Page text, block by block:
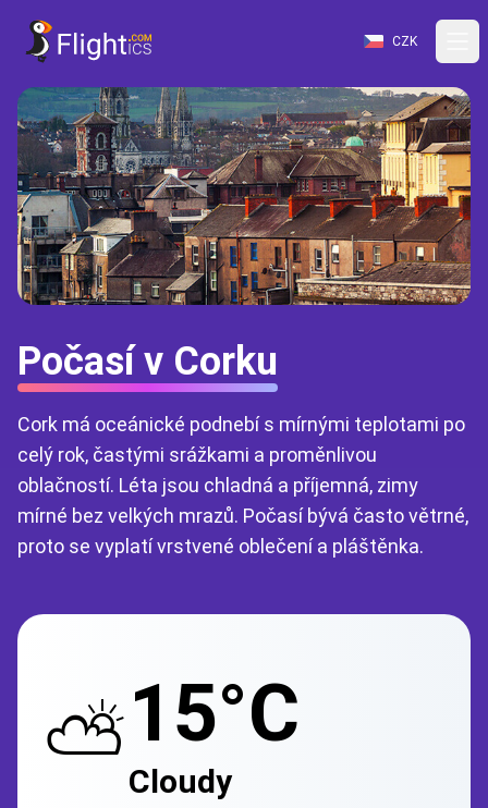
CZK
Počasí v Corku
Cork má oceánické podnebí s mírnými teplotami po
celý rok, častými srážkami a proměnlivou
oblačností. Léta jsou chladná a příjemná, zimy
mírné bez velkých mrazů. Počasí bývá často větrné,
proto se vyplatí vrstvené oblečení a pláštěnka.
⛅15°C
Cloudy